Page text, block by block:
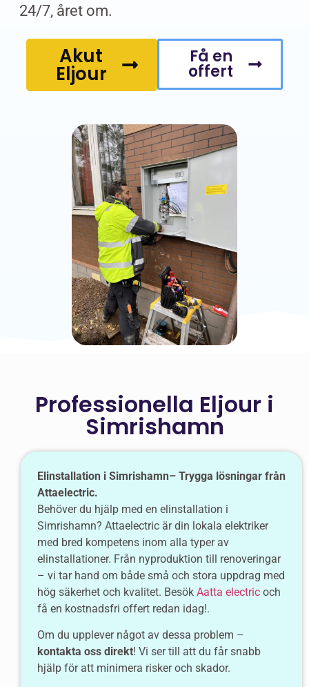
24/7, året om.
Akut
Eljour
Få en
offert
Professionella Eljour i
Simrishamn
Elinstallation i Simrishamn– Trygga lösningar från
Attaelectric.
Behöver du hjälp med en elinstallation i
Simrishamn? Attaelectric är din lokala elektriker
med bred kompetens inom alla typer av
elinstallationer. Från nyproduktion till renoveringar
– vi tar hand om både små och stora uppdrag med
hög säkerhet och kvalitet. Besök Aatta electric och
få en kostnadsfri offert redan idag!.
Om du upplever något av dessa problem –
kontakta oss direkt! Vi ser till att du får snabb
hjälp för att minimera risker och skador.